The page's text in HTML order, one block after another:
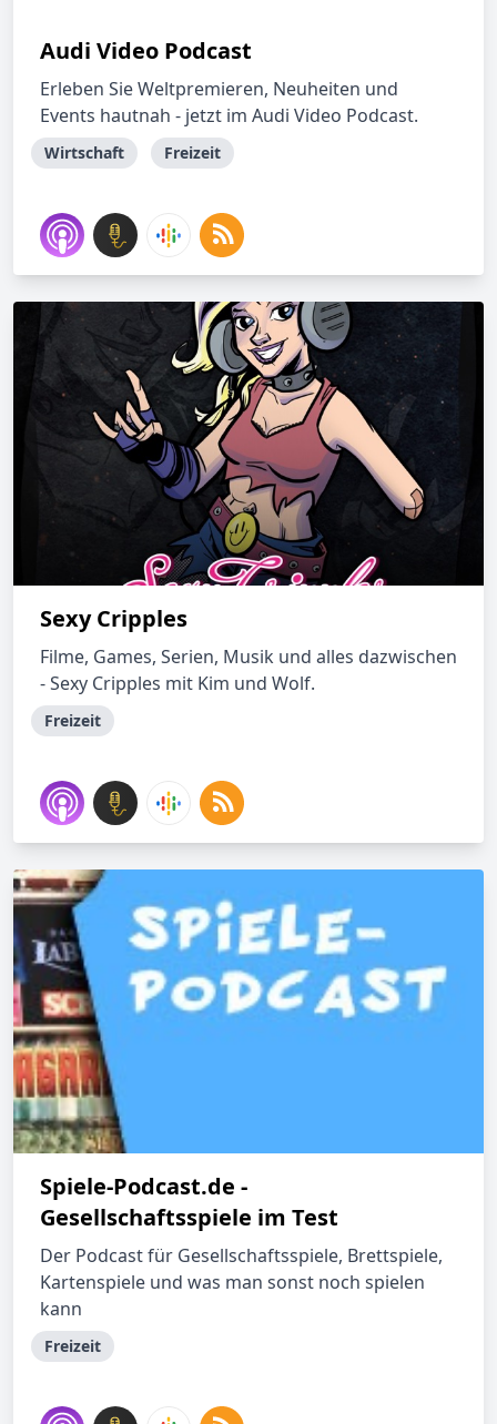
Audi Video Podcast
Erleben Sie Weltpremieren, Neuheiten und
Events hautnah - jetzt im Audi Video Podcast.
Wirtschaft Freizeit
Sexy Cripples
Filme, Games, Serien, Musik und alles dazwischen
- Sexy Cripples mit Kim und Wolf.
Freizeit
Spiele-Podcast.de -
Gesellschaftsspiele im Test
Der Podcast für Gesellschaftsspiele, Brettspiele,
Kartenspiele und was man sonst noch spielen
kann
Freizeit